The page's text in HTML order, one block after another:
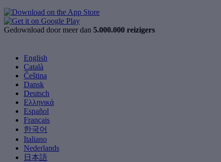
Gedownload door meer dan 5.000.000 reizigers
English
Català
Čeština
Dansk
Deutsch
Ελληνικά
Español
Français
한국어
Italiano
Nederlands
日本語